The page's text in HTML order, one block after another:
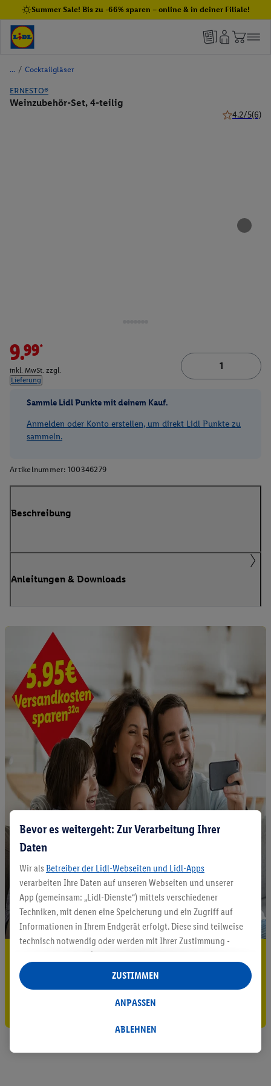
Summer Sale! Bis zu -66% sparen – online & in deiner Filiale!
/ Cocktailgläser
ERNESTO®
Weinzubehör-Set, 4-teilig
4.2/5(6)
9.99*
inkl. MwSt. zzgl.
Lieferung
Sammle Lidl Punkte mit deinem Kauf.
Anmelden oder Konto erstellen, um direkt Lidl Punkte zu
sammeln.
Artikelnummer: 100346279
Beschreibung
Anleitungen & Downloads
5.95 € Versand sparen³²ᵃ
Jetzt zum Newsletter anmelden
Gutschein sichern!
Bevor es weitergeht: Zur Verarbeitung Ihrer
Daten
Wir als Betreiber der Lidl-Webseiten und Lidl-Apps
verarbeiten Ihre Daten auf unseren Webseiten und unserer
App (gemeinsam: „Lidl-Dienste“) mittels verschiedener
Techniken, mit denen eine Speicherung und ein Zugriff auf
Informationen in Ihrem Endgerät erfolgt. Diese sind teilweise
technisch notwendig oder werden mit Ihrer Zustimmung -
auch durch Partner (u.a.
Verantwortliche; im Zusammenhang mit dem IAB TCF
insgesamt
Statistik-Erstellung oder für personalisierte Werbung
Datenverarbeitungen für personalisierte Werbung werden
ABLEHNEN
ANPASSEN
ZUSTIMMEN